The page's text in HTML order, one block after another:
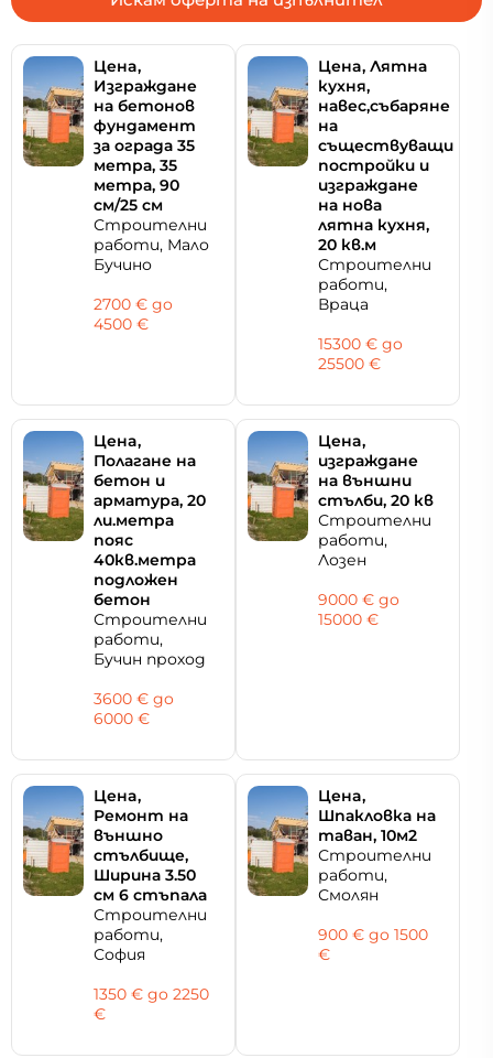
Цeнa,
Изграждане
на бетонов
фундамент
за ограда 35
метра, 35
метра, 90
см/25 см
Строителни
работи, Мало
Бучино
2700 € дo
4500 €
Цeнa, Лятна
кухня,
навес,събаряне
на
съществуващи
постройки и
изграждане
на нова
лятна кухня,
20 кв.м
Строителни
работи,
Враца
15300 € дo
25500 €
Цeнa,
Полагане на
бетон и
арматура, 20
ли.метра
пояс
40кв.метра
подложен
бетон
Строителни
работи,
Бучин проход
3600 € дo
6000 €
Цeнa,
изграждане
на външни
стълби, 20 кв
Строителни
работи,
Лозен
9000 € дo
15000 €
Цeнa,
Ремонт на
външно
стълбище,
Ширина 3.50
см 6 стъпала
Строителни
работи,
София
1350 € дo 2250
€
Цeнa,
Шпакловка на
таван, 10м2
Строителни
работи,
Смолян
900 € дo 1500
€